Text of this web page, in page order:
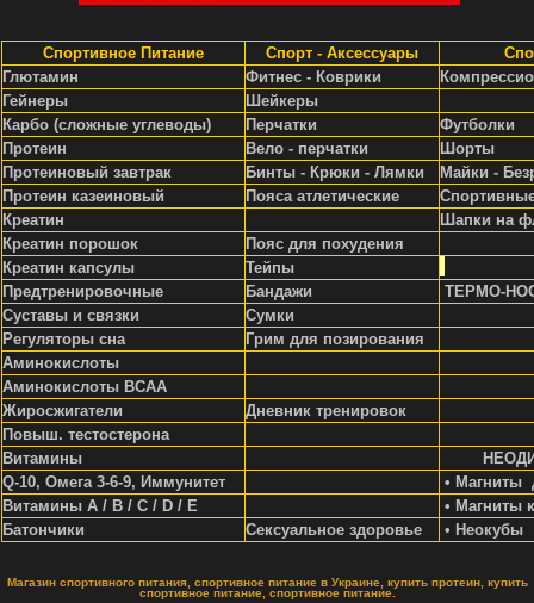
Спортивное Питание Спорт - Аксессуары
Глютамин
Фитнес - Коврики
Гейнеры
Шейкеры
Карбо (сложные углеводы)
Перчатки
Футболки
Протеин
Вело - перчатки
Шорты
Протеиновый завтрак
Бинты - Крюки - Лямки
Майки -
Протеин казеиновый
Пояса атлетические
Креатин
Шапки на
Креатин порошок
Пояс для похудения
Креатин капсулы
Тейпы
Предтренировочные
Бандажи
ТЕРМО-
Суставы и связки
Сумки
Регуляторы сна
Грим для позирования
Аминокислоты
Аминокислоты ВСАА
Жиросжигатели
Дневник тренировок
Повыш. тестостерона
Витамины
Q-10, Омега 3-6-9, Иммунитет
• Магниты
Витамины A / В / С / D / Е
• Магниты
Батончики
Сексуальное здоровье • Неокубы
Магазин спортивного питания, спортивное питание в Украине, купить протеин, купить
спортивное питание, спортивное питание.